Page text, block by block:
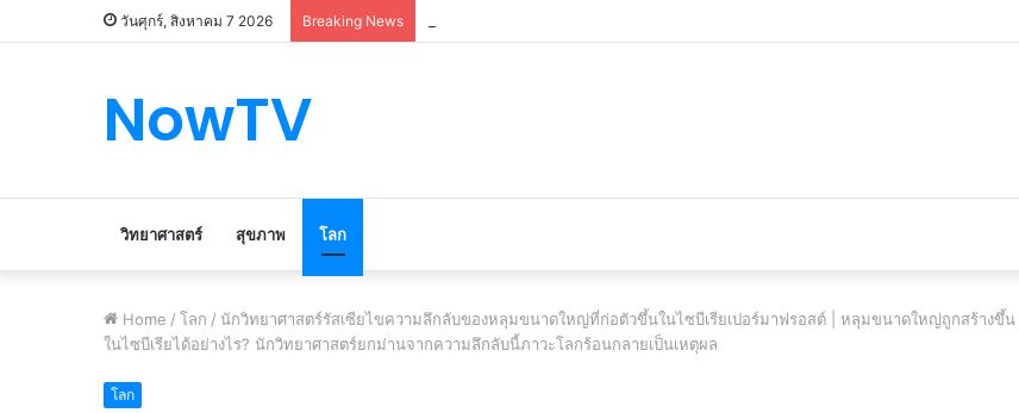
วันศุกร์, สิงหาคม 7 2026 Breaking News
NowTV
วิทยาศาสตร์ สุขภาพ โลก
Home / โลก / นักวิทยาศาสตร์รัสเซียไขความลึกลับของหลุมขนาดใหญ่ที่ก่อตัวขึ้นในไซบีเรียเปอร์มาฟรอสต์ | หลุมขนาดใหญ่ถูกสร้างขึ้น
ในไซบีเรียได้อย่างไร? นักวิทยาศาสตร์ยกม่านจากความลึกลับนี้ภาวะโลกร้อนกลายเป็นเหตุผล
โลก